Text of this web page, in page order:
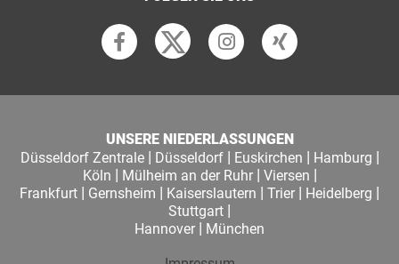
UNSERE NIEDERLASSUNGEN
Düsseldorf Zentrale| Düsseldorf| Euskirchen | Hamburg |
Köln | Mülheim an der Ruhr| Viersen |
Frankfurt | Gernsheim | Kaiserslautern | Trier | Heidelberg |
Stuttgart |
Hannover | München